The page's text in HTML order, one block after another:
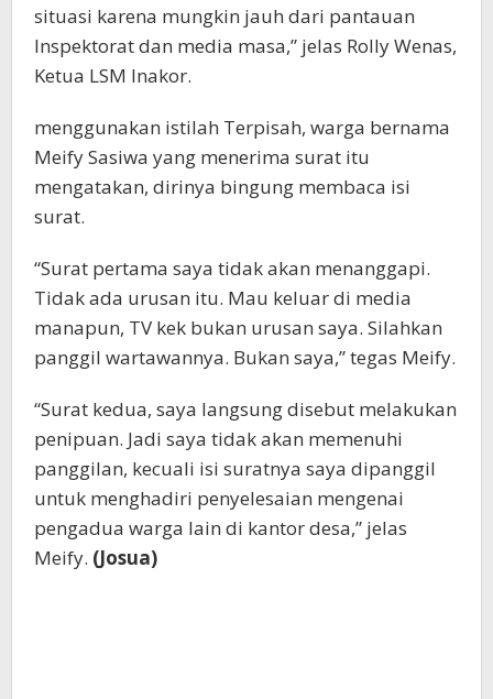
situasi karena mungkin jauh dari pantauan
Inspektorat dan media masa,” jelas Rolly Wenas,
Ketua LSM Inakor.
menggunakan istilah Terpisah, warga bernama
Meify Sasiwa yang menerima surat itu
mengatakan, dirinya bingung membaca isi
surat.
“Surat pertama saya tidak akan menanggapi.
Tidak ada urusan itu. Mau keluar di media
manapun, TV kek bukan urusan saya. Silahkan
panggil wartawannya. Bukan saya,” tegas Meify.
“Surat kedua, saya langsung disebut melakukan
penipuan. Jadi saya tidak akan memenuhi
panggilan, kecuali isi suratnya saya dipanggil
untuk menghadiri penyelesaian mengenai
pengadua warga lain di kantor desa,” jelas
Meify. (Josua)